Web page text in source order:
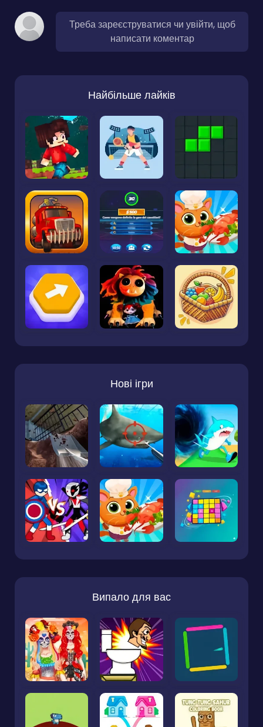
Треба зареєструватися чи увійти, щоб
написати коментар
Найбільше лайків
Нові ігри
Випало для вас